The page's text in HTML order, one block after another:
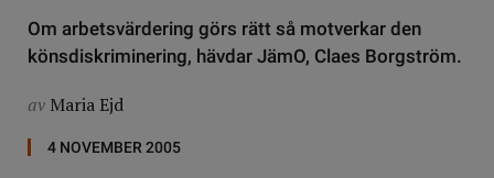
Om arbetsvärdering görs rätt så motverkar den
könsdiskriminering, hävdar JämO, Claes Borgström.
av Maria Ejd
4 NOVEMBER 2005